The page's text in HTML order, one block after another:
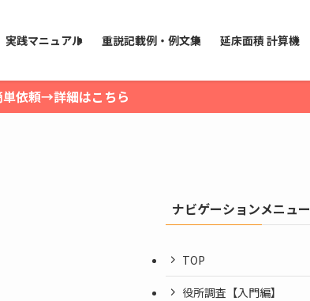
実践マニュアル 重説記載例・例文集 延床面積 計算機
単依頼→詳細はこちら
ナビゲーションメニュー
TOP
役所調査【入門編】